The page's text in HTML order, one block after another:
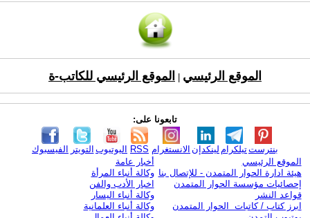
الموقع الرئيسي الموقع الرئيسي للكاتب-ة
تابعونا على:
الفيسبوك التويتر اليوتيوب RSS الانستغرام لينكدإن تيلكرامبنترست
الموقع الرئيسي
هيئة ادارة الحوار المتمدن - للإتصال بنا
إحصائيات مؤسسة الحوار المتمدن
قواعد النشر
ابرز كتاب / كاتبات الحوار المتمدن
أخبار عامة
وكالة أنباء المرأة
اخبار الأدب والفن
وكالة أنباء اليسار
وكالة أنباء العلمانية